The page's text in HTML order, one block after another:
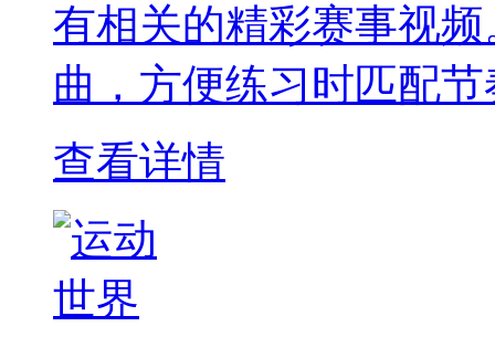
有相关的精彩赛事视
曲，方便练习时匹配
查看详情